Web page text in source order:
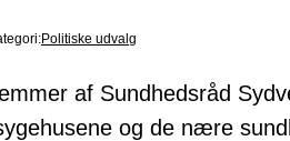
Politiske udvalg
af Sundhedsråd
og de nære